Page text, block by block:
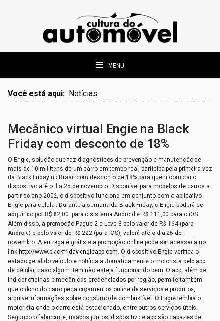
MENU
Você está aqui: Notícias
Mecânico virtual Engie na Black
Friday com desconto de 18%
O Engie, solução que faz diagnósticos de prevenção e manutenção de
mais de 10 mil itens de um carro em tempo real, participa pela primeira vez
da Black Friday no Brasil com desconto de 18% para quem comprar o
dispositivo até o dia 25 de novembro. Disponível para modelos de carros a
partir do ano 2002, o dispositivo funciona em conjunto com o aplicativo
Engie para celular. Durante a semana da Black Friday, o Engie poderá ser
adquirido por R$ 82,00 para o sistema Android e R$ 111,00 para o iOS.
Além disso, a promoção Pague 2 e Leve 3 pelo valor de R$ 164 (para
Android) e pelo valor de R$ 222 (para iOS), valerá até o dia 25 de
novembro. A entrega é grátis e a promoção online pode ser acessada no
link http://www.blackfriday.engieapp.com. O dispositivo Engie verifica o
estado geral do veículo e notifica automaticamente o motorista pelo app
de celular, caso algum item não esteja funcionando bem. O app, além de
indicar oficinas e mecânicos credenciados por região, permite também
que o dono do carro peça orçamentos online de serviços e produtos,
arquive informações sobre consumo de combustível. O Engie lembra o
motorista onde o carro está estacionado, entre outros serviços úteis.
Segundo o fabricante, usados juntos, dispositivo e app são capazes de